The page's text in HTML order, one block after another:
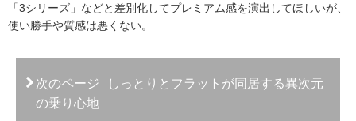
「3シリーズ」などと差別化してプレミアム感を演出してほしいが、
使い勝手や質感は悪くない。
次のページ
しっとりとフラットが同居する異次元
の乗り心地